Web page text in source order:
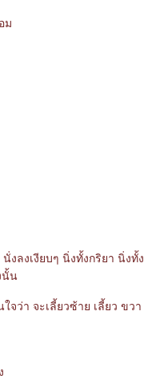
ม
งลงเงียบๆ นิ่งทั้งกริยา นิ่งทั้ง
นั้น
จว่า จะเลี้ยวซ้าย เลี้ยว ขวา